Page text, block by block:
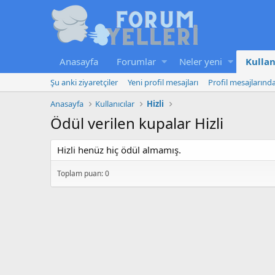
Anasayfa Forumlar Neler yeni
Şu anki ziyaretçiler Yeni profil mesajları
Profil
Anasayfa
Kullanıcılar Hizli
Ödül verilen kupalar Hizli
Hizli henüz hiç ödül almamış.
Toplam puan: 0